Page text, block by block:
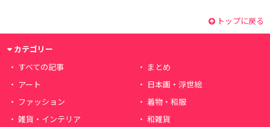
トップに戻る
カテゴリー
すべての記事
まとめ
アート
日本画・浮世絵
ファッション
着物・和服
雑貨・インテリア
和雑貨